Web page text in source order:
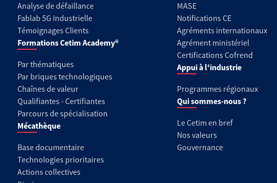
Analyse de défaillance
Fablab 5G Industrielle
Témoignages Clients
Formations Cetim Academy®
Par thématiques
Par briques technologiques
Chaînes de valeur
Qualifiantes - Certifiantes
Parcours de spécialisation
Mécathèque
Base documentaire
Technologies prioritaires
Actions collectives
MASE
Notifications CE
Agréments internationaux
Agrément ministériel
Certifications Cofrend
Appui à l'industrie
Programmes régionaux
Qui sommes-nous ?
Le Cetim en bref
Nos valeurs
Gouvernance